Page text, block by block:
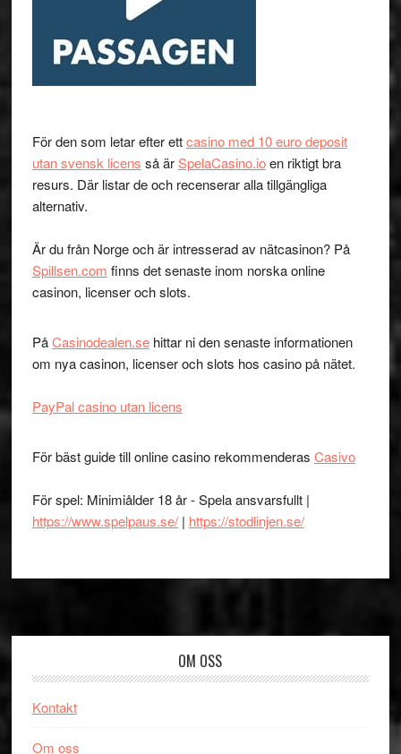
För den som letar efter ettcasino med 10 euro deposit
utan svensk licens så ärSpelaCasino.ioen riktigt bra
resurs. Där listar de och recenserar alla tillgängliga
alternativ.
Är du från Norge och är intresserad av nätcasinon? På
Spillsen.com finns det senaste inom norska online
casinon, licenser och slots.
PåCasinodealen.sehittar ni den senaste informationen
om nya casinon, licenser och slots hos casino på nätet.
PayPal casino utan licens
För bäst guide till online casino rekommenderas Casivo
För spel: Minimiålder 18 år - Spela ansvarsfullt |
https://www.spelpaus.se/| https://stodlinjen.se/
OM OSS
Kontakt
Om oss